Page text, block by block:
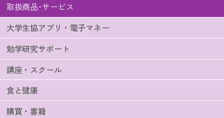
取扱商品･サービス
大学生協アプリ・電子マネー
勉学研究サポート
講座・スクール
食と健康
購買・書籍